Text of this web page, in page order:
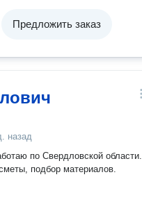
Предложить заказ
назад
по Свердловской области.